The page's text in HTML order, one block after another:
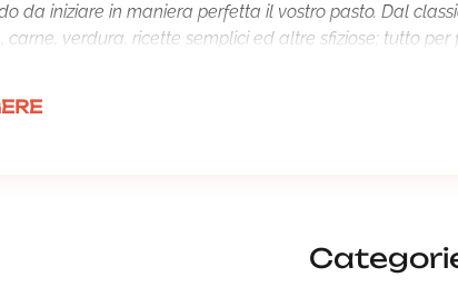
da iniziare in maniera perfetta il vostro pasto. Dal
verdura, ricette semplici ed altre sfiziose: tutto
piatti speciali per ricorrenze speciali come possono